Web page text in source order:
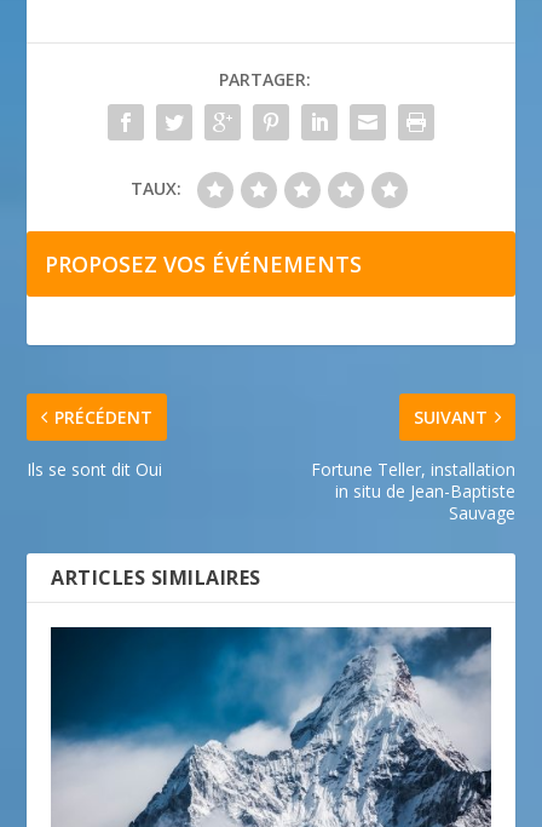
PARTAGER:
TAUX:
PROPOSEZ VOS ÉVÉNEMENTS
PRÉCÉDENT
Ils se sont dit Oui
SUIVANT
Fortune Teller, installation
in situ de Jean-Baptiste
Sauvage
ARTICLES SIMILAIRES